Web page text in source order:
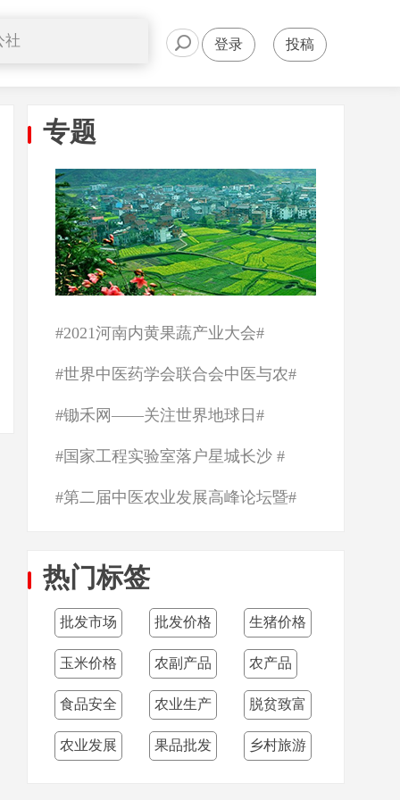
社 登录 投稿
专题
#2021河南内黄果蔬产业大会#
#世界中医药学会联合会中医与农#
#锄禾网——关注世界地球日#
#国家工程实验室落户星城长沙 #
#第二届中医农业发展高峰论坛暨#
热门标签
批发市场 批发价格 生猪价格
玉米价格 农副产品 农产品
食品安全 农业生产 脱贫致富
农业发展 果品批发 乡村旅游